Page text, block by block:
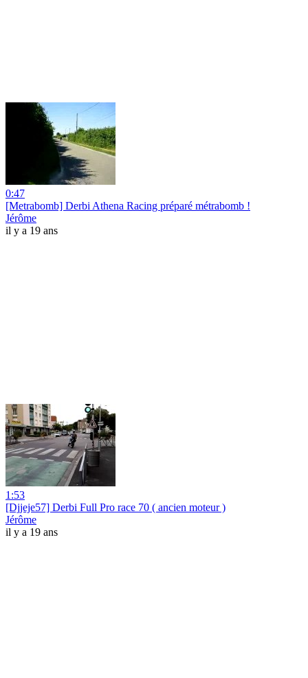
0:47
[Metrabomb] Derbi Athena Racing préparé métrabomb !
Jérôme
il y a 19 ans
1:53
[Djjeje57] Derbi Full Pro race 70 ( ancien moteur )
Jérôme
il y a 19 ans